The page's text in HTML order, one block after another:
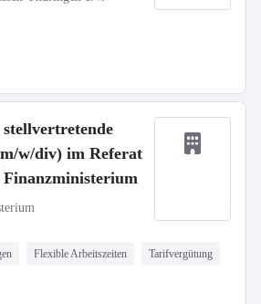
w/div) im Referat
Flexible Arbeitszeiten Tarifvergütung